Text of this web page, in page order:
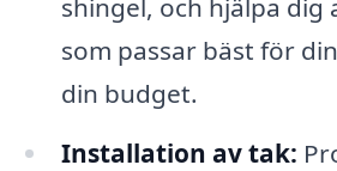
shingel, och hjälpa dig
som passar bäst för
din budget.
Installation av tak: